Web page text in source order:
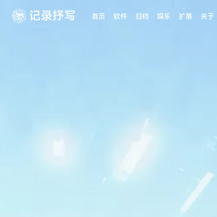
记录抒写 首页 软件 归档 娱乐 扩展 关于